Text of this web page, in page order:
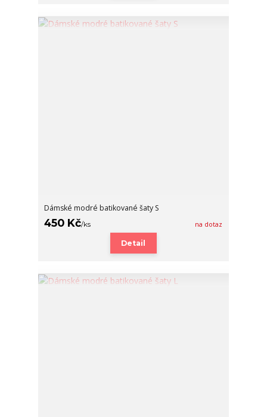
Dámské modré batikované šaty S
450 Kč/ks na dotaz
Detail